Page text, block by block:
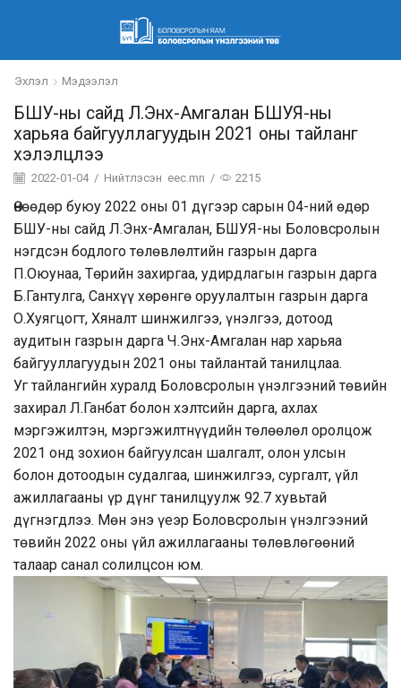
Эхлэл Мэдээлэл
БШУ-ны сайд Л.Энх-Амгалан БШУЯ-ны
харьяа байгууллагуудын 2021 оны тайланг
хэлэлцлээ
2022-01-04 / Нийтлэсэн eec.mn / 2215
Өнөөдөр буюу 2022 оны 01 дүгээр сарын 04-ний өдөр
БШУ-ны сайд Л.Энх-Амгалан, БШУЯ-ны Боловсролын
нэгдсэн бодлого төлөвлөлтийн газрын дарга
П.Оюунаа, Төрийн захиргаа, удирдлагын газрын дарга
Б.Гантулга, Санхүү хөрөнгө оруулалтын газрын дарга
О.Хуягцогт, Хяналт шинжилгээ, үнэлгээ, дотоод
аудитын газрын дарга Ч.Энх-Амгалан нар харьяа
байгууллагуудын 2021 оны тайлантай танилцлаа.
Уг тайлангийн хуралд Боловсролын үнэлгээний төвийн
захирал Л.Ганбат болон хэлтсийн дарга, ахлах
мэргэжилтэн, мэргэжилтнүүдийн төлөөлөл оролцож
2021 онд зохион байгуулсан шалгалт, олон улсын
болон дотоодын судалгаа, шинжилгээ, сургалт, үйл
ажиллагааны үр дүнг танилцуулж 92.7 хувьтай
дүгнэгдлээ. Мөн энэ үеэр Боловсролын үнэлгээний
төвийн 2022 оны үйл ажиллагааны төлөвлөгөөний
талаар санал солилцсон юм.